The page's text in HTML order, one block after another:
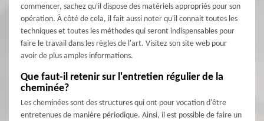
commencer, sachez qu'il dispose des matériels appropriés pour son
opération. À côté de cela, il fait aussi noter qu'il connait toutes les
techniques et toutes les méthodes qui seront indispensables pour
faire le travail dans les règles de l'art. Visitez son site web pour
avoir de plus amples informations.
Que faut-il retenir sur l'entretien régulier de la
cheminée?
Les cheminées sont des structures qui ont pour vocation d'être
entretenues de manière périodique. Ainsi, il est possible de faire un